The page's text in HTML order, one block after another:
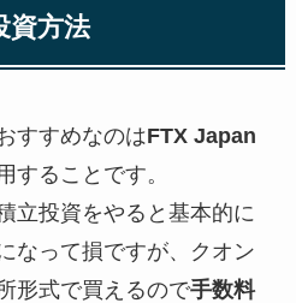
資方法
すすめなのはFTX Japan
することです。
立投資をやると基本的に
なって損ですが、クオン
形式で買えるので手数料